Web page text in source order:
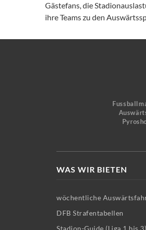
Gästefans, die
ihre Teams zu den
WAS WIR BIETEN
wöchentliche
DFB Strafentabellen
Stadion-Guide (Liga 1 bis 3)